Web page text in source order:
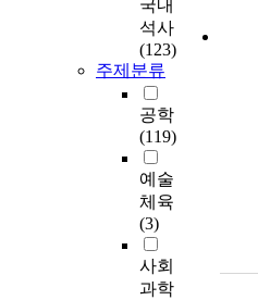
국내
석사
(123)
주제분류
공학
(119)
예술
체육
(3)
사회
과학